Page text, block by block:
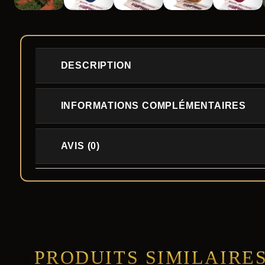
DESCRIPTION
INFORMATIONS COMPLÉMENTAIRES
AVIS (0)
PRODUITS